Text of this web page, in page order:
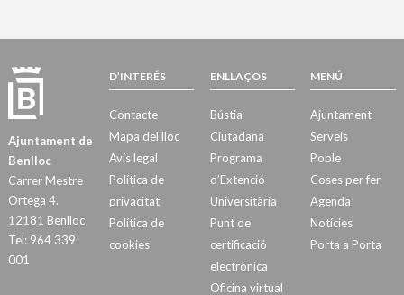
Ajuntament de
Benlloc
Carrer Mestre
Ortega 4.
12181 Benlloc
Tel: 964 339
001
D’INTERÉS
Contacte
Mapa del lloc
Avís legal
Política de
privacitat
Política de
cookies
ENLLAÇOS
Bústia
Ciutadana
Programa
d’Extenció
Universitària
Punt de
certificació
electrònica
Oficina virtual
MENÚ
Ajuntament
Serveis
Poble
Coses per fer
Agenda
Notícies
Porta a Porta